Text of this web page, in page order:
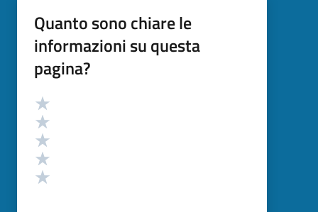
Quanto sono chiare le
informazioni su questa
pagina?
Valutazione